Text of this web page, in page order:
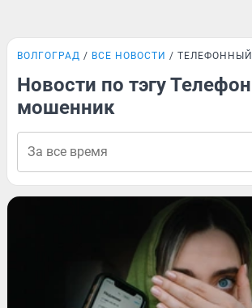
ВОЛГОГРАД ВСЕ НОВОСТИ
Новости по тэгу
мошенник